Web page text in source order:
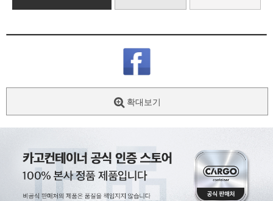
확대보기